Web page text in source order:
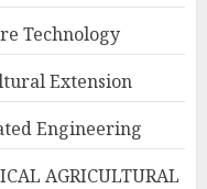
Technology
Extension
Engineering
AGRICULTURAL